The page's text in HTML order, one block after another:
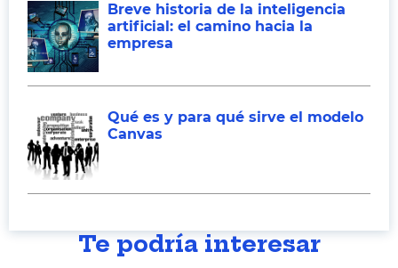
Breve historia de la inteligencia
artificial: el camino hacia la
empresa
Qué es y para qué sirve el modelo
Canvas
Te podría interesar